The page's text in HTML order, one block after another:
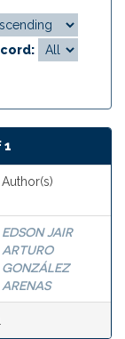
1
Author(s)
EDSON JAIR
ARTURO
GONZÁLEZ
ARENAS